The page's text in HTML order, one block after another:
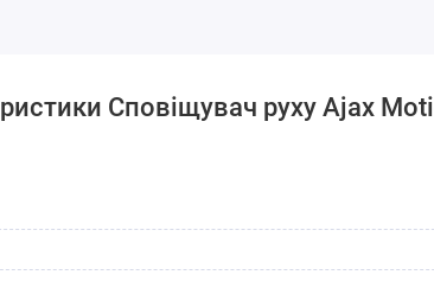
Сповіщувач руху Ajax